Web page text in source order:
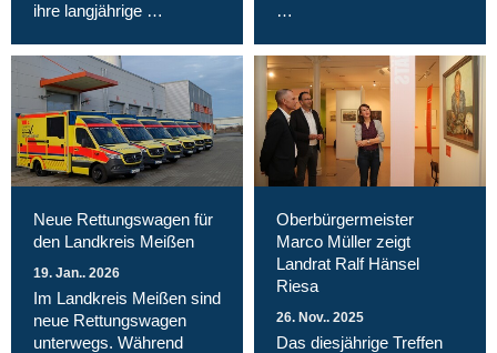
ihre langjährige …
…
Neue Rettungswagen für
den Landkreis Meißen
19. Jan.. 2026
Im Landkreis Meißen sind
neue Rettungswagen
unterwegs. Während
Oberbürgermeister
Marco Müller zeigt
Landrat Ralf Hänsel
Riesa
26. Nov.. 2025
Das diesjährige Treffen